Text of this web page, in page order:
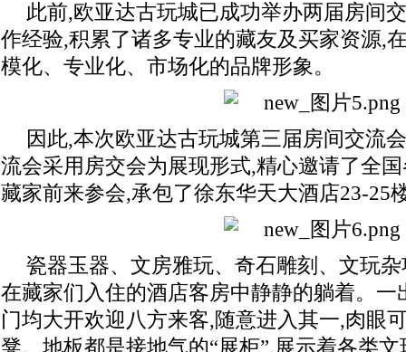
此前,欧亚达古玩城已成功举办两届房间
作经验,积累了诸多专业的藏友及买家资源,
模化、专业化、市场化的品牌形象。
因此,本次欧亚达古玩城第三届房间交流
流会采用房交会为展现形式,精心邀请了全
藏家前来参会,承包了徐东华天大酒店23-25
瓷器玉器、文房雅玩、奇石雕刻、文玩
在藏家们入住的酒店客房中静静的躺着。一
门均大开欢迎八方来客,随意进入其一,肉眼
凳、地板都是接地气的“展柜”,展示着各类